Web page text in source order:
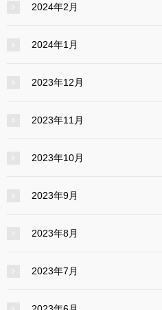
2024年2月
2024年1月
2023年12月
2023年11月
2023年10月
2023年9月
2023年8月
2023年7月